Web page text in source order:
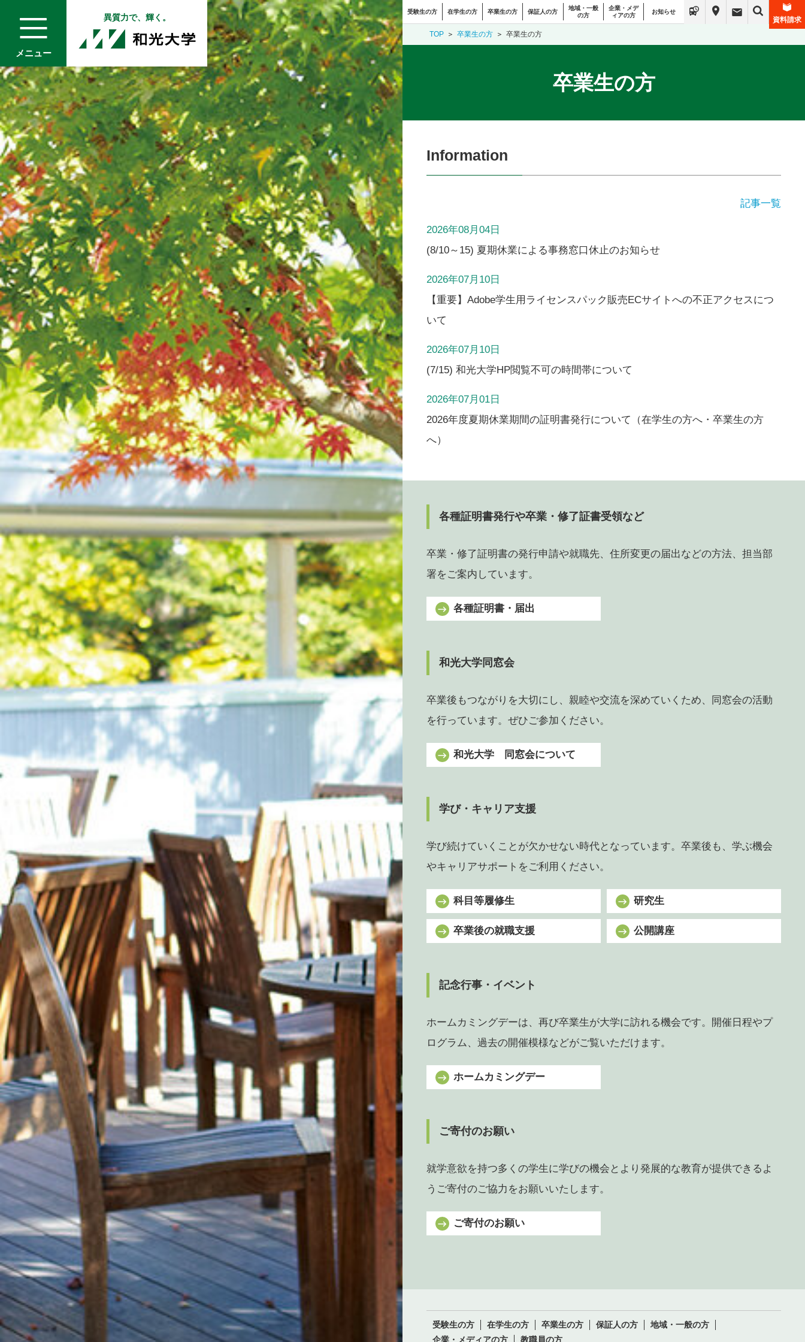
異質力で、輝く。
受験生の方 在学生の方 卒業生の方 保証人の方
地域・一般
の方
企業・メデ
ィアの方
お知らせ
資料請求
TOP
卒業生の方 卒業生の方
卒業生の方
Information
記事一覧
2026年08月04日
(8/10～15) 夏期休業による事務窓口休止のお知らせ
2026年07月10日
【重要】Adobe学生用ライセンスパック販売ECサイトへの不正アクセスにつ
いて
2026年07月10日
(7/15) 和光大学HP閲覧不可の時間帯について
2026年07月01日
2026年度夏期休業期間の証明書発行について（在学生の方へ・卒業生の方
へ）
各種証明書発行や卒業・修了証書受領など
卒業・修了証明書の発行申請や就職先、住所変更の届出などの方法、担当部
署をご案内しています。
各種証明書・届出
和光大学同窓会
卒業後もつながりを大切にし、親睦や交流を深めていくため、同窓会の活動
を行っています。ぜひご参加ください。
和光大学 同窓会について
学び・キャリア支援
学び続けていくことが欠かせない時代となっています。卒業後も、学ぶ機会
やキャリアサポートをご利用ください。
科目等履修生 研究生
卒業後の就職支援 公開講座
記念行事・イベント
ホームカミングデーは、再び卒業生が大学に訪れる機会です。開催日程やプ
ログラム、過去の開催模様などがご覧いただけます。
ホームカミングデー
ご寄付のお願い
就学意欲を持つ多くの学生に学びの機会とより発展的な教育が提供できるよ
うご寄付のご協力をお願いいたします。
ご寄付のお願い
受験生の方 在学生の方 卒業生の方 保証人の方
地域・一般の方
企業・メディアの方
教職員の方